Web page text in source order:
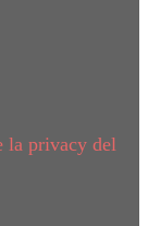
la privacy del